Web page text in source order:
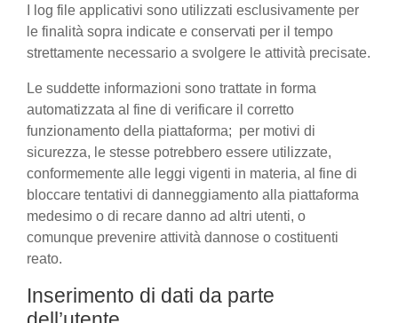
I log file applicativi sono utilizzati esclusivamente per
le finalità sopra indicate e conservati per il tempo
strettamente necessario a svolgere le attività precisate.
Le suddette informazioni sono trattate in forma
automatizzata al fine di verificare il corretto
funzionamento della piattaforma; per motivi di
sicurezza, le stesse potrebbero essere utilizzate,
conformemente alle leggi vigenti in materia, al fine di
bloccare tentativi di danneggiamento alla piattaforma
medesimo o di recare danno ad altri utenti, o
comunque prevenire attività dannose o costituenti
reato.
Inserimento di dati da parte